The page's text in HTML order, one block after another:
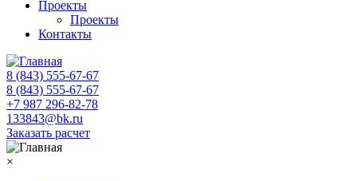
Проекты
Проекты
Контакты
8 (843) 555-67-67
8 (843) 555-67-67
+7 987 296-82-78
133843@bk.ru
Заказать расчет
×